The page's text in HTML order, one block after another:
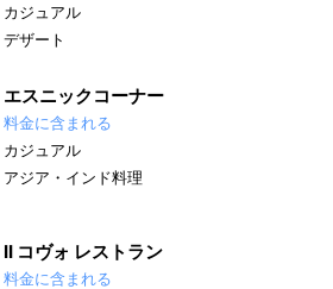
カジュアル
デザート
エスニックコーナー
料金に含まれる
カジュアル
アジア・インド料理
II コヴォ レストラン
料金に含まれる